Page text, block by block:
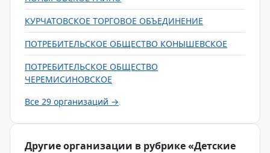
КУРЧАТОВСКОЕ ТОРГОВОЕ ОБЪЕДИНЕНИЕ
ПОТРЕБИТЕЛЬСКОЕ ОБЩЕСТВО КОНЫШЕВСКОЕ
ПОТРЕБИТЕЛЬСКОЕ ОБЩЕСТВО
ЧЕРЕМИСИНОВСКОЕ
Все 29 организаций →
Другие организации в рубрике «Детские